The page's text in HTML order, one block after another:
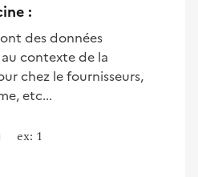
:
des données
contexte de la
chez le fournisseurs,
etc...
ex: 1